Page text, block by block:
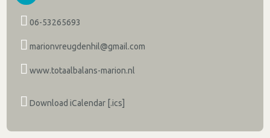
06-53265693
marionvreugdenhil@gmail.com
www.totaalbalans-marion.nl
Download iCalendar [.ics]